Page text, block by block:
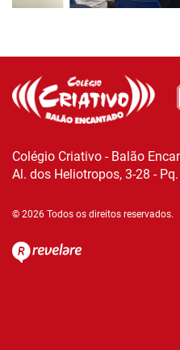
Colégio Criativo - Balão
Al. dos Heliotropos, 3-28 -
© 2026 Todos os direitos reservados.